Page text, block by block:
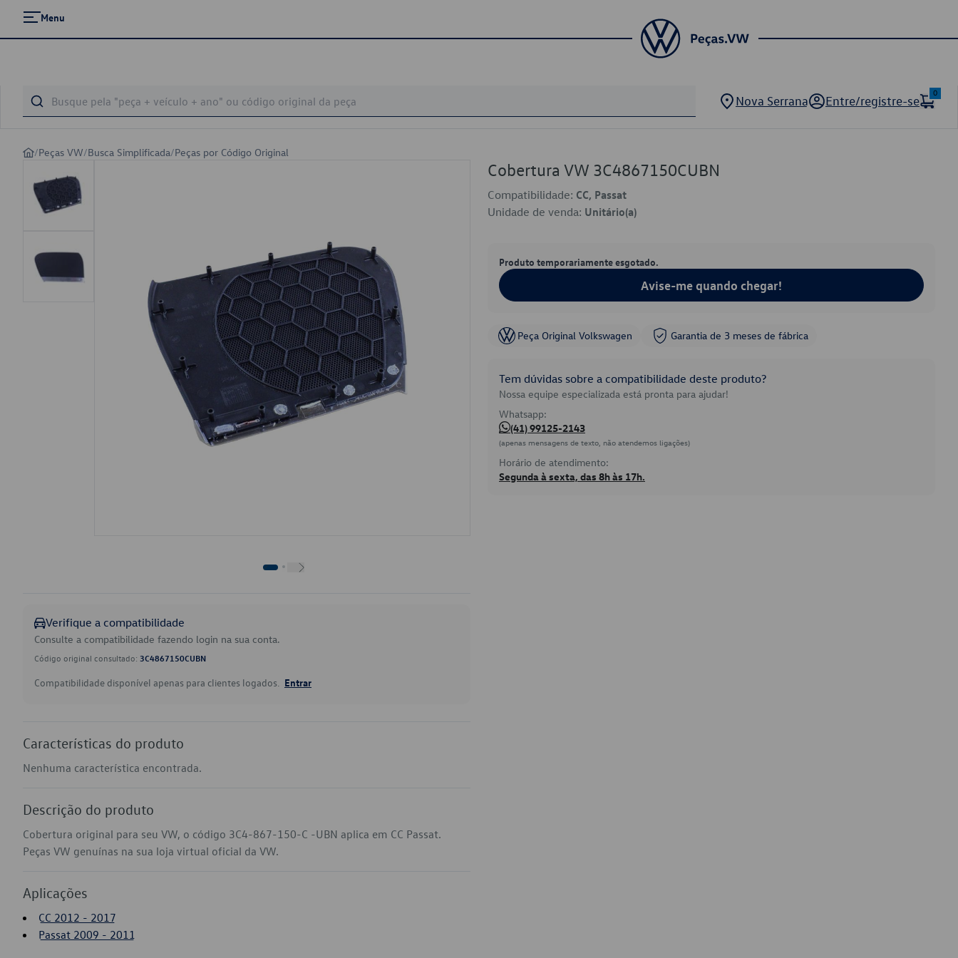
Menu
Nova Serrana Entre/registre-se
0
/Peças VW/Busca Simplificada/Peças por Código Original
Verifique a compatibilidade
Consulte a compatibilidade fazendo login na sua conta.
Código original consultado: 3C4867150CUBN
Compatibilidade disponível apenas para clientes logados. Entrar
Características do produto
Nenhuma característica encontrada.
Descrição do produto
Cobertura original para seu VW, o código 3C4-867-150-C -UBN aplica em CC Passat.
Peças VW genuínas na sua loja virtual oficial da VW.
Aplicações
CC 2012 - 2017
Passat 2009 - 2011
Cobertura VW 3C4867150CUBN
Compatibilidade: CC, Passat
Unidade de venda: Unitário(a)
Produto temporariamente esgotado.
Avise-me quando chegar!
Peça Original Volkswagen Garantia de 3 meses de fábrica
Tem dúvidas sobre a compatibilidade deste produto?
Nossa equipe especializada está pronta para ajudar!
Whatsapp:
(41) 99125-2143
(apenas mensagens de texto, não atendemos ligações)
Horário de atendimento:
Segunda à sexta, das 8h às 17h.